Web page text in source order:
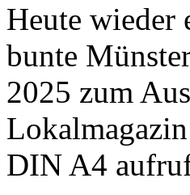
Heute wieder
bunte
2025 zum
DIN A4